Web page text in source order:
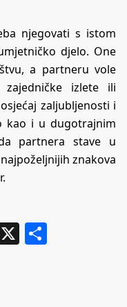
njegovati s istom
djelo. One
a partneru vole
zajedničke izlete ili
zaljubljenosti i
kao i u dugotrajnim
partnera stave u
znakova
X